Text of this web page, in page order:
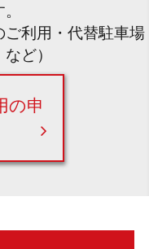
ご利用・代替駐車場
ど）
の申